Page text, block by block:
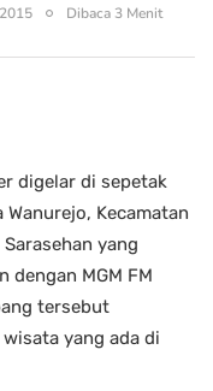
Dibaca 3 Menit
digelar di sepetak
Kecamatan
yang
dengan MGM FM
tersebut
yang ada di